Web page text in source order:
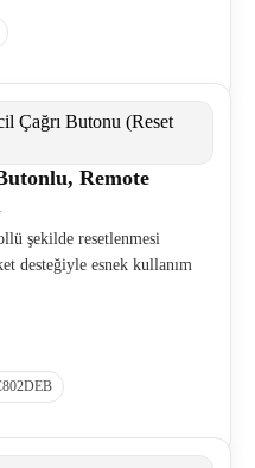
Remote
şekilde resetlenmesi
desteğiyle esnek kullanım